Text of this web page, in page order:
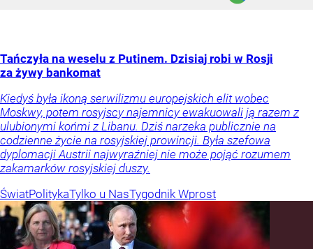
Tańczyła na weselu z Putinem. Dzisiaj robi w Rosji
za żywy bankomat
Kiedyś była ikoną serwilizmu europejskich elit wobec
Moskwy, potem rosyjscy najemnicy ewakuowali ją razem z
ulubionymi końmi z Libanu. Dziś narzeka publicznie na
codzienne życie na rosyjskiej prowincji. Była szefowa
dyplomacji Austrii najwyraźniej nie może pojąć rozumem
zakamarków rosyjskiej duszy.
ŚwiatPolitykaTylko u NasTygodnik Wprost